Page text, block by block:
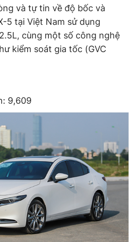
và tự tin về độ bốc và
5 tại Việt Nam sử dụng
cùng một số công nghệ
kiểm soát gia tốc (GVC
9,609